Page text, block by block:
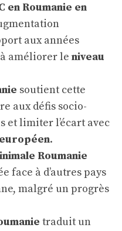
en Roumanie en
aux années
améliorer le niveau
soutient cette
aux défis socio-
et limiter l’écart avec
.
Roumanie
face à d’autres pays
malgré un progrès
traduit un